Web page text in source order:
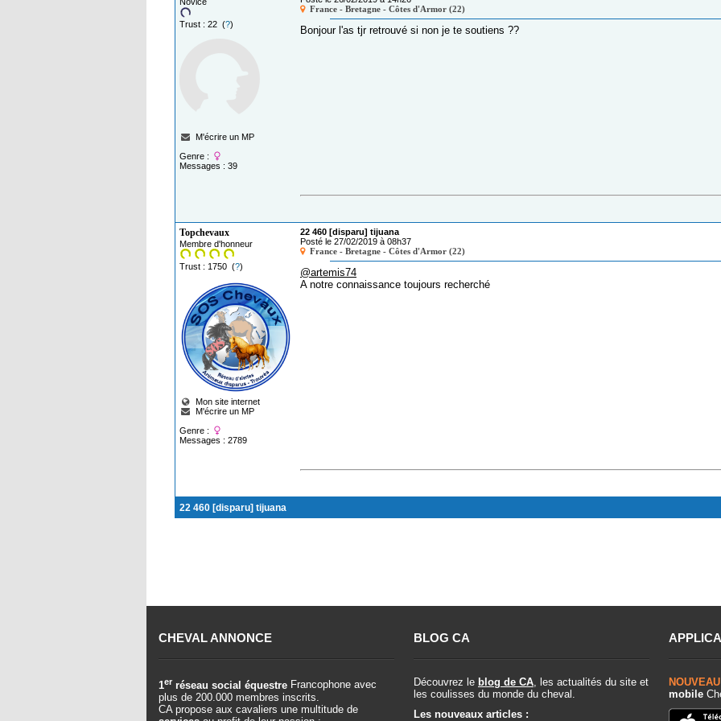
Trust : 22 (?)
M'écrire un MP
Genre :
Messages : 39
France - Bretagne - Côtes d'Armor (22)
Bonjour l'as tjr retrouvé si non je te soutiens ??
Topchevaux
Membre d'honneur
Trust : 1750 (?)
Mon site internet
M'écrire un MP
Genre :
Messages : 2789
22 460 [disparu] tijuana
Posté le 27/02/2019 à 08h37
France - Bretagne - Côtes d'Armor (22)
@artemis74
A notre connaissance toujours recherché
22 460 [disparu] tijuana
CHEVAL ANNONCE
1er réseau social équestre Francophone avec
plus de 200.000 membres inscrits.
CA propose aux cavaliers une multitude de
BLOG CA
Découvrez le blog de CA, les actualités du site et
les coulisses du monde du cheval.
Les nouveaux articles :
NOUVEAU
mobile